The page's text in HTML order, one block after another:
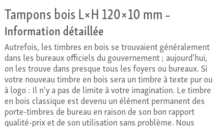
Tampons bois L×H 120×10 mm–
Information détaillée
Autrefois, les timbres en bois se trouvaient généralement
dans les bureaux officiels du gouvernement ; aujourd'hui,
on les trouve dans presque tous les foyers ou bureaux. Si
votre nouveau timbre en bois sera un timbre à texte pur ou
à logo : Il n'y a pas de limite à votre imagination. Le timbre
en bois classique est devenu un élément permanent des
porte-timbres de bureau en raison de son bon rapport
qualité-prix et de son utilisation sans problème. Nous